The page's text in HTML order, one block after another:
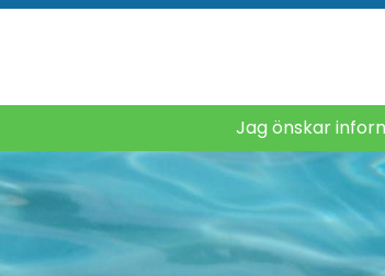
Jag önskar